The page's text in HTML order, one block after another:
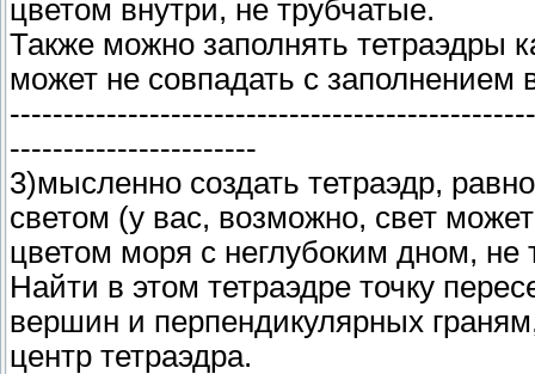
цветом внутри, не трубчатые.
Также можно заполнять тетраэдры
может не совпадать с заполнением
-----------------------
3)мысленно создать тетраэдр,
светом (у вас, возможно, свет
цветом моря с неглубоким дном, не
Найти в этом тетраэдре точку
вершин и перпендикулярных
центр тетраэдра.